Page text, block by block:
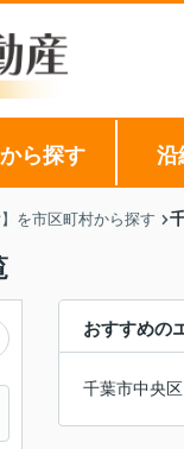
ら探す 沿
】を市区町村から探す
おすすめの
千葉市中央区